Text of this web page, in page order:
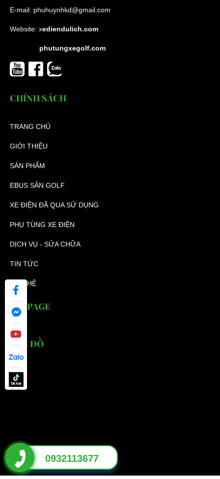
E-mail: phuhuynhkd@gmail.com
Website: xediendulich.com
phutungxegolf.com
CHÍNH SÁCH
TRANG CHỦ
GIỚI THIỆU
SẢN PHẨM
EBUS SÂN GOLF
XE ĐIỆN ĐÃ QUA SỬ DỤNG
PHỤ TÙNG XE ĐIỆN
DỊCH VỤ - SỬA CHỮA
TIN TỨC
LIÊN HỆ
FANPAGE
BẢN ĐỒ
0932113677